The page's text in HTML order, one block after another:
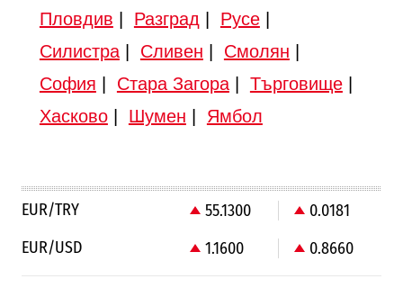
Пловдив
Разград Русе|
Силистра| Сливен Смолян
София
Стара Загора| Търговище|
Хасково| Шумен Ямбол
EUR/TRY 55.1300
0.0181
EUR/USD
1.1600 0.8660